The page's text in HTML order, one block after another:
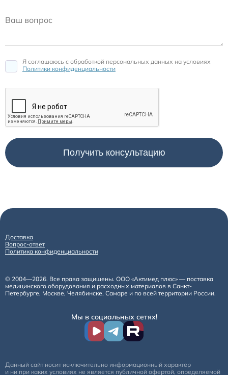
Я соглашаюсь c обработкой персональных данных на условиях
Политики конфиденциальности
Доставка
Вопрос-ответ
Политика конфиденциальности
© 2004—2026. Все права защищены. ООО «Актимед плюс» — поставка
медицинского оборудования и расходных материалов в Санкт-
Петербурге, Москве, Челябинске, Самаре и по всей территории России.
Мы в социальных сетях!
Данный сайт носит исключительно информационный характер
и ни при каких условиях не является публичной офертой, определяемой